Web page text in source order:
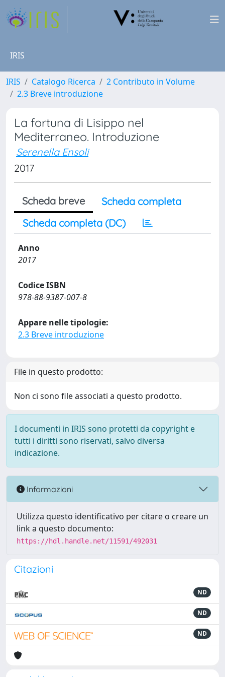
IRIS
IRIS Catalogo Ricerca
2 Contributo in Volume
2.3 Breve introduzione
La fortuna di Lisippo nel
Mediterraneo. Introduzione
Serenella Ensoli
2017
Scheda breve
Scheda completa
Scheda completa (DC)
Anno
2017
Codice ISBN
978-88-9387-007-8
Appare nelle tipologie:
2.3 Breve introduzione
File in questo prodotto:
Non ci sono file associati a questo prodotto.
I documenti in IRIS sono protetti da copyright e
tutti i diritti sono riservati, salvo diversa
indicazione.
Informazioni
Utilizza questo identificativo per citare o creare un
link a questo documento:
https://hdl.handle.net/11591/492031
Citazioni
ND
ND
ND